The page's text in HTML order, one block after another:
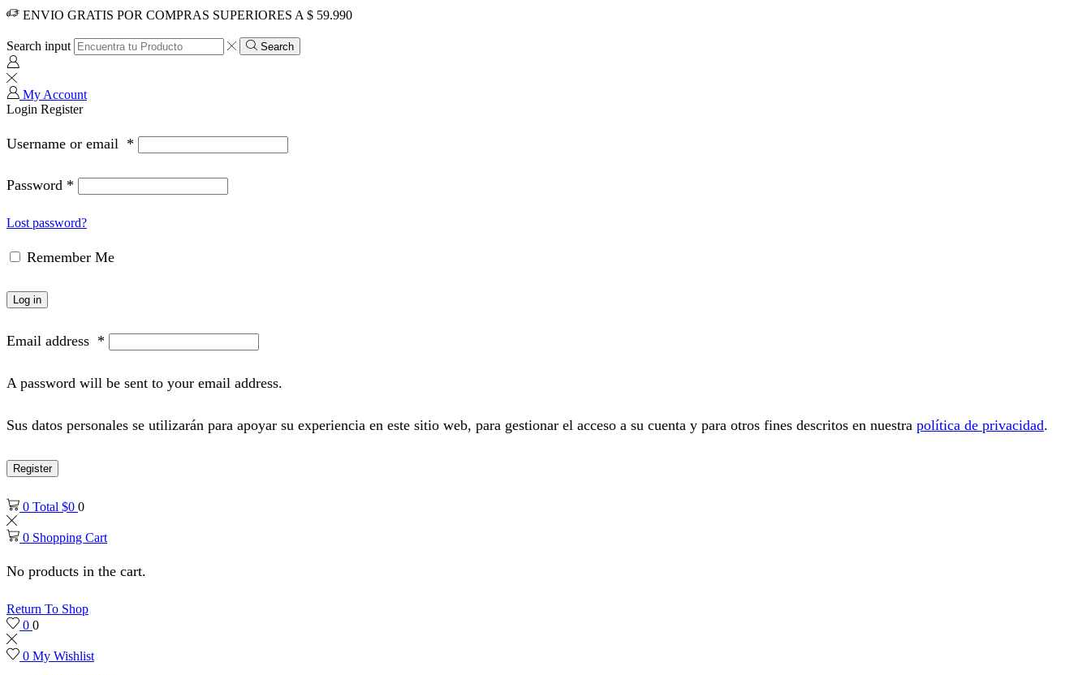
ENVIO GRATIS POR COMPRAS SUPERIORES A $ 59.990
Search input Search
My Account
Login Register
Username or email *
Password *
Lost password?
Remember Me
Log in
Email address *
A password will be sent to your email address.
Sus datos personales se utilizarán para apoyar su experiencia en este sitio web, para gestionar el acceso a su cuenta y para otros fines descritos en nuestra política de privacidad.
Register
0 Total $0 0
0 Shopping Cart
No products in the cart.
Return To Shop
0 0
0 My Wishlist